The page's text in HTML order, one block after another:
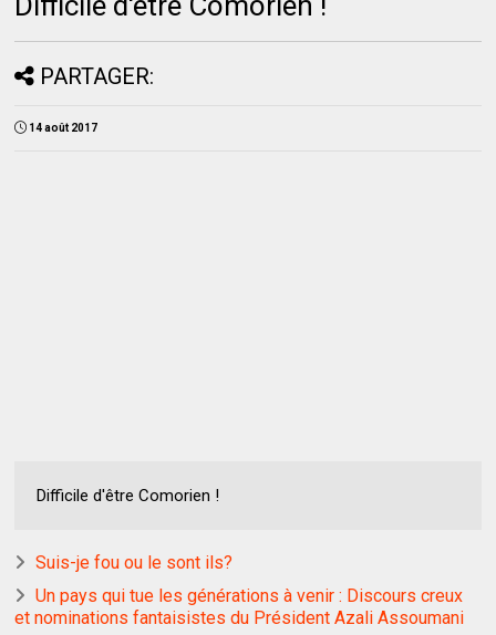
PARTAGER:
14 août 2017
Difficile d'être Comorien !
Suis-je fou ou le sont ils?
Un pays qui tue les générations à venir : Discours creux
et nominations fantaisistes du Président Azali Assoumani